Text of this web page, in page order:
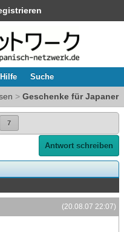
Hilfe Suche
> Geschenke für Japaner
7
Antwort schreiben
(20.08.07 22:07)